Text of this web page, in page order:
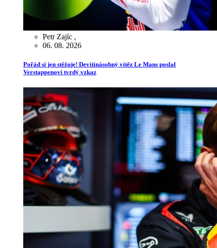
Petr Zajíc ,
06. 08. 2026
Pořád si jen stěžuje! Devítinásobný vítěz Le Mans poslal
Verstappenovi tvrdý vzkaz